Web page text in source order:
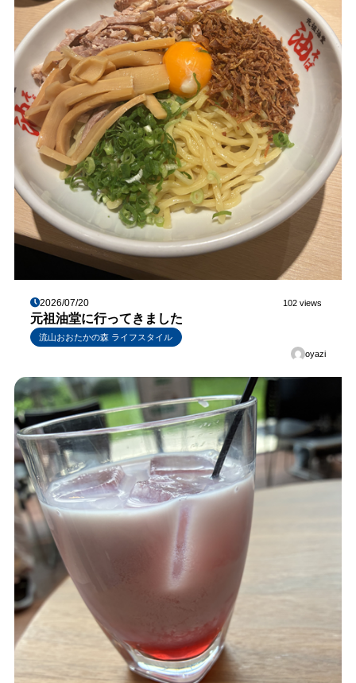
2026/07/20 102 views
元祖油堂に行ってきました
流山おおたかの森 ライフスタイル
oyazi